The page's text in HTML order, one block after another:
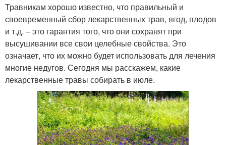
Травникам хорошо известно, что правильный и
своевременный сбор лекарственных трав, ягод, плодов
и т.д. – это гарантия того, что они сохранят при
высушивании все свои целебные свойства. Это
означает, что их можно будет использовать для лечения
многие недугов. Сегодня мы расскажем, какие
лекарственные травы собирать в июле.